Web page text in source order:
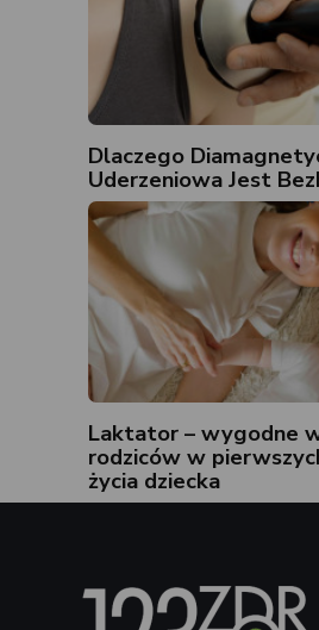
Dlaczego
Uderzeniowa Jest
Laktator – wygodne
rodziców w
życia dziecka